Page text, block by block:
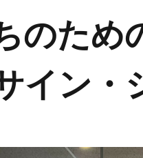
のため
イン・